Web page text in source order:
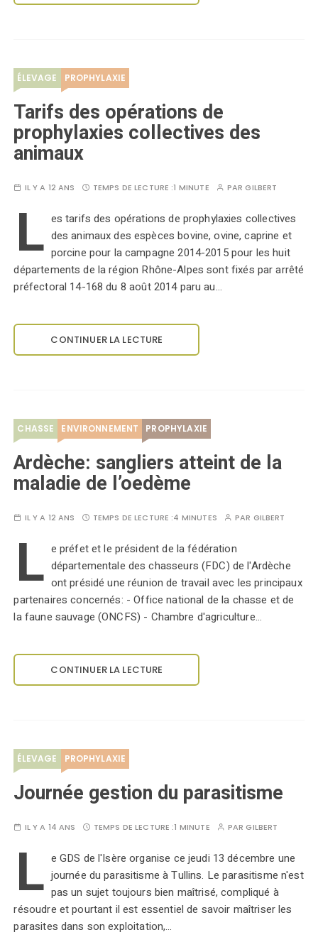
ÉLEVAGE PROPHYLAXIE
Tarifs des opérations de
prophylaxies collectives des
animaux
IL Y A 12 ANS TEMPS DE LECTURE :1 MINUTE PARGILBERT
L es tarifs des opérations de prophylaxies collectives
des animaux des espèces bovine, ovine, caprine et
porcine pour la campagne 2014-2015 pour les huit
départements de la région Rhône-Alpes sont fixés par arrêté
préfectoral 14-168 du 8 août 2014 paru au…
CONTINUER LA LECTURE
CHASSE ENVIRONNEMENT PROPHYLAXIE
Ardèche: sangliers atteint de la
maladie de l’oedème
IL Y A 12 ANS TEMPS DE LECTURE :4 MINUTES PAR GILBERT
L e préfet et le président de la fédération
départementale des chasseurs (FDC) de l'Ardèche
ont présidé une réunion de travail avec les principaux
partenaires concernés: - Office national de la chasse et de
la faune sauvage (ONCFS) - Chambre d'agriculture…
CONTINUER LA LECTURE
ÉLEVAGE PROPHYLAXIE
Journée gestion du parasitisme
IL Y A 14 ANS TEMPS DE LECTURE :1 MINUTE PARGILBERT
L e GDS de l'Isère organise ce jeudi 13 décembre une
journée du parasitisme à Tullins. Le parasitisme n'est
pas un sujet toujours bien maîtrisé, compliqué à
résoudre et pourtant il est essentiel de savoir maîtriser les
parasites dans son exploitation,…